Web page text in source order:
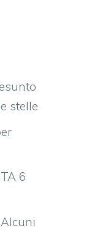
stelle
6